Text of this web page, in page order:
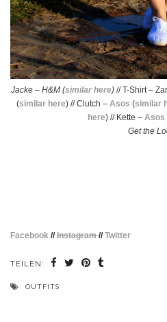
Jacke – H&M (similar here)// T-Shirt –
(similar here) // Clutch – Asos (similar
here) // Kette – Asos
Get the
Facebook //Instagram//Twitter
TEILEN:
OUTFITS